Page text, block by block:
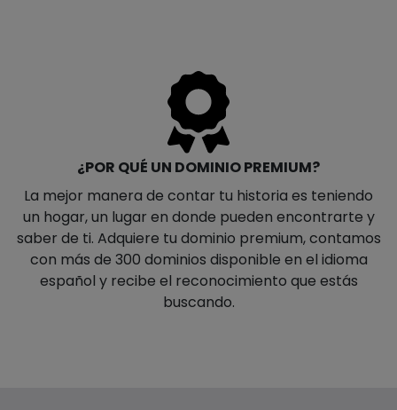
¿POR QUÉ UN DOMINIO PREMIUM?
La mejor manera de contar tu historia es teniendo
un hogar, un lugar en donde pueden encontrarte y
saber de ti. Adquiere tu dominio premium, contamos
con más de 300 dominios disponible en el idioma
español y recibe el reconocimiento que estás
buscando.